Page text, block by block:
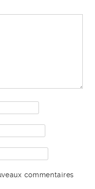
commentaires